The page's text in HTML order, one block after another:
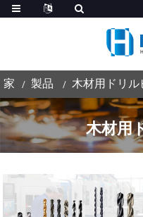
家 製品 木材用ドリル
木材用